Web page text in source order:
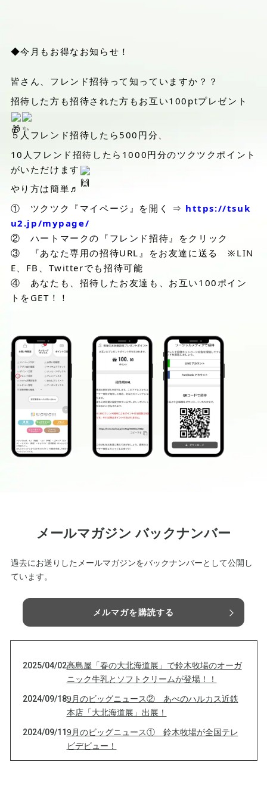
◆今月もお得なお知らせ！
皆さん、フレンド招待って知っていますか？？
招待した方も招待された方もお互い100ptプレゼント
５人フレンド招待したら500円分、
10人フレンド招待したら1000円分のツクツクポイント
がいただけます
やり方は簡単♬
① ツクツク『マイページ』を開く ⇒ https://tsuk
u2.jp/mypage/
② ハートマークの『フレンド招待』をクリック
③ 『あなた専用の招待URL』をお友達に送る ※LIN
E、FB、Twitterでも招待可能
④ あなたも、招待したお友達も、お互い100ポイン
トをGET！！
メールマガジン バックナンバー
過去にお送りしたメールマガジンをバックナンバーとして公開し
ています。
メルマガを購読する
2025/04/02高島屋「春の大北海道展」で鈴木牧場のオーガ
ニック牛乳とソフトクリームが登場！！
2024/09/189月のビッグニュース② あべのハルカス近鉄
本店「大北海道展」出展！
2024/09/119月のビッグニュース① 鈴木牧場が全国テレ
ビデビュー！